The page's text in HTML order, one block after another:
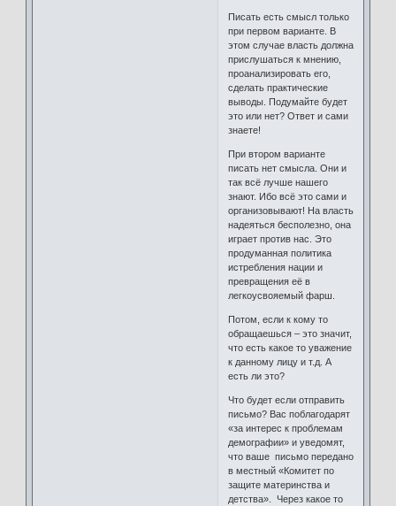
Писать есть смысл только
при первом варианте. В
этом случае власть должна
прислушаться к мнению,
проанализировать его,
сделать практические
выводы. Подумайте будет
это или нет? Ответ и сами
знаете!
При втором варианте
писать нет смысла. Они и
так всё лучше нашего
знают. Ибо всё это сами и
организовывают! На власть
надеяться бесполезно, она
играет против нас. Это
продуманная политика
истребления нации и
превращения её в
легкоусвояемый фарш.
Потом, если к кому то
обращаешься – это значит,
что есть какое то уважение
к данному лицу и т.д. А
есть ли это?
Что будет если отправить
письмо? Вас поблагодарят
«за интерес к проблемам
демографии» и уведомят,
что ваше письмо передано
в местный «Комитет по
защите материнства и
детства». Через какое то